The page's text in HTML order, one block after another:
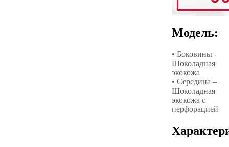
Модель:
• Боковины -
Шоколадная
экокожа
• Середина –
Шоколадная
экокожа с
перфорацией